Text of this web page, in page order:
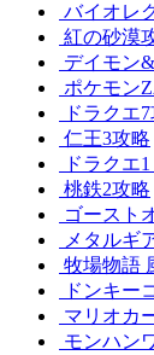
バイオレ
紅の砂漠
デイモン
ポケモン
ドラクエ
仁王3攻略
ドラクエ
桃鉄2攻略
ゴースト
メタルギ
牧場物語
ドンキー
マリオカ
モンハン